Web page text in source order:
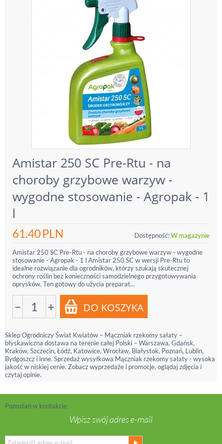
Amistar 250 SC Pre-Rtu - na
choroby grzybowe warzyw -
wygodne stosowanie - Agropak - 1
l
61.40PLN Dostępność:W magazynie
Amistar 250 SC Pre-Rtu - na choroby grzybowe warzyw - wygodne
stosowanie - Agropak - 1 l Amistar 250 SC w wersji Pre-Rtu to
idealne rozwiązanie dla ogrodników, którzy szukają skutecznej
ochrony roślin bez konieczności samodzielnego przygotowywania
oprysków. Ten gotowy do użycia preparat...
− +
Sklep Ogrodniczy Świat Kwiatów – Mączniak rzekomy sałaty –
błyskawiczna dostawa na terenie całej Polski – Warszawa, Gdańsk,
Kraków, Szczecin, Łódź, Katowice, Wrocław, Białystok, Poznań, Lublin,
Bydgoszcz i inne. Sprzedaż wysyłkowa Mączniak rzekomy sałaty - wysoka
jakość w niskiej cenie. Zobacz wyprzedaże i promocje, oglądaj zdjęcia i
czytaj opinie.
Pozostań w kontakcie
Wpisz swój adres e-mail